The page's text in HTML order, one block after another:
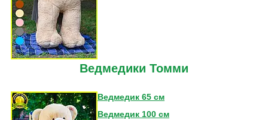
Ведмедики Томми
Ведмедик 65 см
Ведмедик 100 см